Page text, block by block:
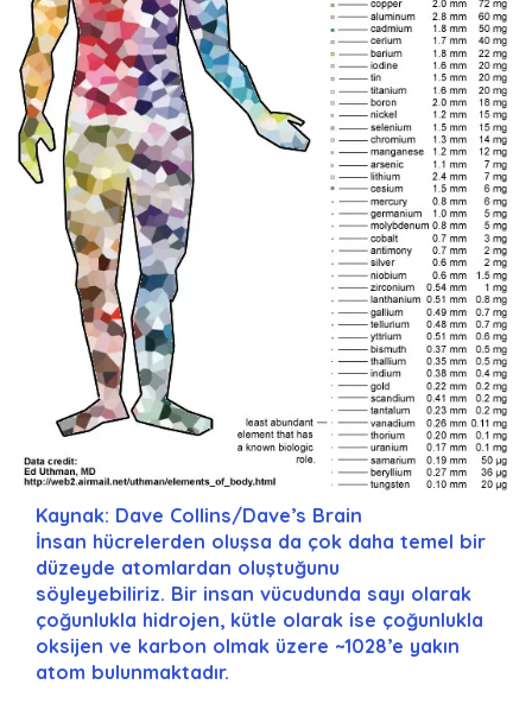
Kaynak: Dave Collins/Dave’s Brain
İnsan hücrelerden oluşsa da çok daha temel bir
düzeyde atomlardan oluştuğunu
söyleyebiliriz. Bir insan vücudunda sayı olarak
çoğunlukla hidrojen, kütle olarak ise çoğunlukla
oksijen ve karbon olmak üzere ~1028’e yakın
atom bulunmaktadır.